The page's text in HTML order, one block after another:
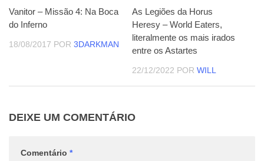
Vanitor – Missão 4: Na Boca
do Inferno
18/08/2017 POR 3DARKMAN
As Legiões da Horus
Heresy – World Eaters,
literalmente os mais irados
entre os Astartes
22/12/2022 POR WILL
DEIXE UM COMENTÁRIO
Comentário *